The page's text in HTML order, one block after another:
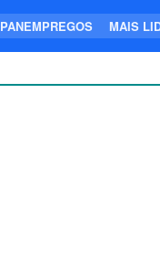
PANEMPREGOS MAIS